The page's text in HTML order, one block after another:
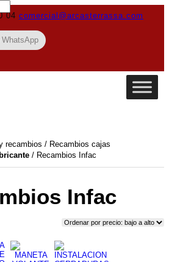
04 comercial@arcasterrassa.com
recambios / Recambios cajas
/ Recambios Infac
Infac